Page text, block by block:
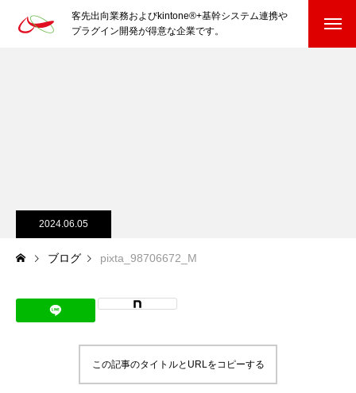
客先出向業務およびkintone®+基幹システム連携や
プラグイン開発が得意な企業です。
PluginAdaptiX Service Guide
HP/EC/Design/Logo
制作実績
COMPANY 会社を知る
2024.06.05
ブログ pixta_98706672_M
この記事のタイトルとURLをコピーする